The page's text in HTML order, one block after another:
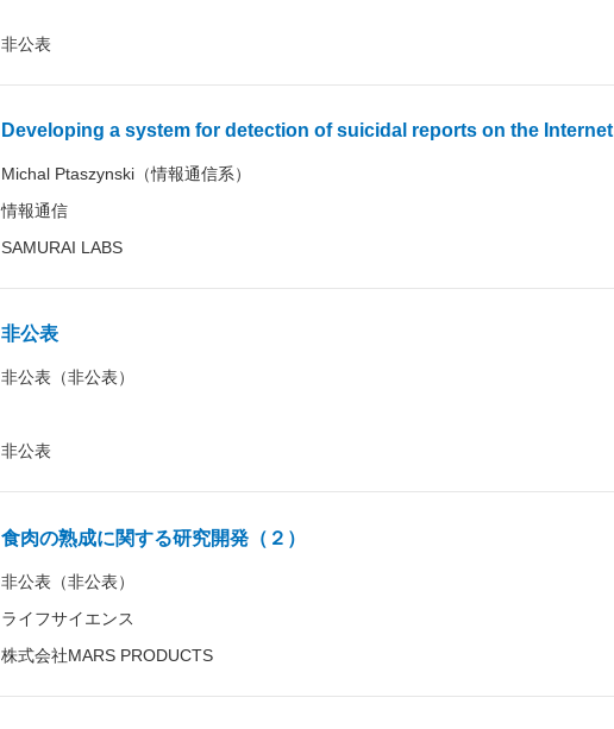
非公表
Developing a system for detection of suicidal reports on the Internet
Michal Ptaszynski（情報通信系）
情報通信
SAMURAI LABS
非公表
非公表（非公表）
非公表
食肉の熟成に関する研究開発（２）
非公表（非公表）
ライフサイエンス
株式会社MARS PRODUCTS